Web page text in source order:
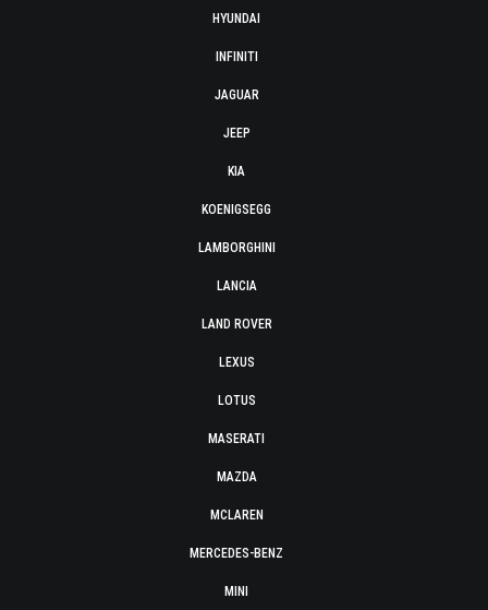
HYUNDAI
INFINITI
JAGUAR
JEEP
KIA
KOENIGSEGG
LAMBORGHINI
LANCIA
LAND ROVER
LEXUS
LOTUS
MASERATI
MAZDA
MCLAREN
MERCEDES-BENZ
MINI